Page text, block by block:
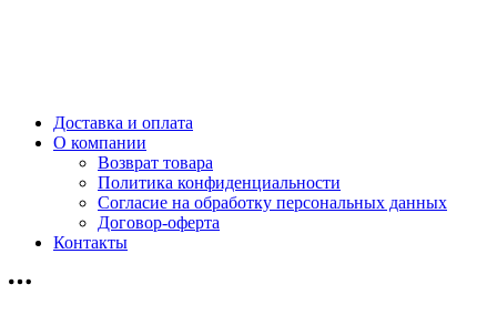
Доставка и оплата
О компании
Возврат товара
Политика конфиденциальности
Согласие на обработку персональных данных
Договор-оферта
Контакты